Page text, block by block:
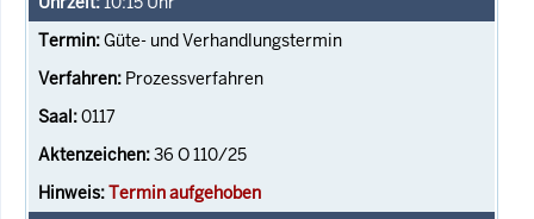
Güte- und Verhandlungstermin
Prozessverfahren
0117
36 O 110/25
Termin aufgehoben